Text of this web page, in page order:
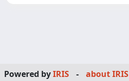
Powered byIRIS - about IRIS